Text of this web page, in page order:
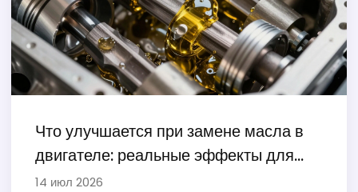
Что улучшается при замене масла в
двигателе: реальные эффекты для
авто
14 июл 2026